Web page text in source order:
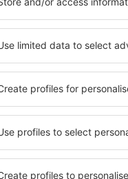
Mantas
Loutraki, 14
Vedeți